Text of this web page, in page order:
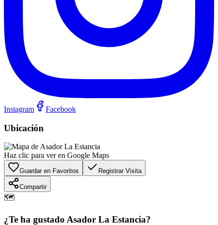
Instagram Facebook
Ubicación
Haz clic para ver en Google Maps
Guardar en Favoritos Registrar Visita
Compartir
🗺️
¿Te ha gustado Asador La Estancia?